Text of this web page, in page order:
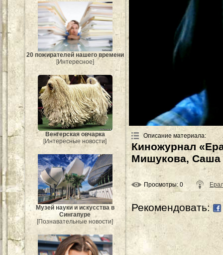
20 пожирателей нашего времени
[Интересное]
Венгерская овчарка
[Интересные новости]
Музей науки и искусства в
Сингапуре
[Познавательные новости]
Описание материала:
Киножурнал
Мишукова, Саша
Просмотры: 0
Рекомендовать: